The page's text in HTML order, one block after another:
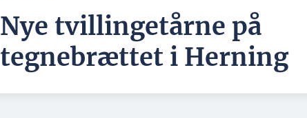
Nye tvillingetårne på
tegnebrættet i Herning